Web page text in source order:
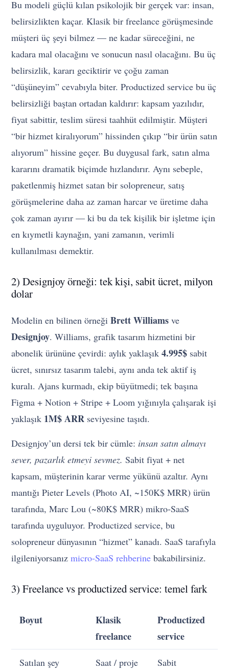
Bu modeli güçlü kılan psikolojik bir gerçek var: insan,
belirsizlikten kaçar. Klasik bir freelance görüşmesinde
müşteri üç şeyi bilmez — ne kadar süreceğini, ne
kadara mal olacağını ve sonucun nasıl olacağını. Bu üç
belirsizlik, kararı geciktirir ve çoğu zaman
“düşüneyim” cevabıyla biter. Productized service bu üç
belirsizliği baştan ortadan kaldırır: kapsam yazılıdır,
fiyat sabittir, teslim süresi taahhüt edilmiştir. Müşteri
“bir hizmet kiralıyorum” hissinden çıkıp “bir ürün satın
alıyorum” hissine geçer. Bu duygusal fark, satın alma
kararını dramatik biçimde hızlandırır. Aynı sebeple,
paketlenmiş hizmet satan bir solopreneur, satış
görüşmelerine daha az zaman harcar ve üretime daha
çok zaman ayırır — ki bu da tek kişilik bir işletme için
en kıymetli kaynağın, yani zamanın, verimli
kullanılması demektir.
2) Designjoy örneği: tek kişi, sabit ücret, milyon
dolar
Modelin en bilinen örneğiBrett Williams ve
Designjoy. Williams, grafik tasarım hizmetini bir
abonelik ürününe çevirdi: aylık yaklaşık4.995$ sabit
ücret, sınırsız tasarım talebi, aynı anda tek aktif iş
kuralı. Ajans kurmadı, ekip büyütmedi; tek başına
Figma + Notion + Stripe + Loom yığınıyla çalışarak işi
yaklaşık 1M$ ARR seviyesine taşıdı.
Designjoy’un dersi tek bir cümle: insan satın almayı
sever, pazarlık etmeyi sevmez. Sabit fiyat + net
kapsam, müşterinin karar verme yükünü azaltır. Aynı
mantığı Pieter Levels (Photo AI, ~150K$ MRR) ürün
tarafında, Marc Lou (~80K$ MRR) mikro-SaaS
tarafında uyguluyor. Productized service, bu
solopreneur dünyasının “hizmet” kanadı. SaaS tarafıyla
ilgileniyorsanızmicro-SaaS rehberine bakabilirsiniz.
3) Freelance vs productized service: temel fark
Boyut
Klasik
freelance
Productized
service
Satılan şey Saat / proje
Sabit